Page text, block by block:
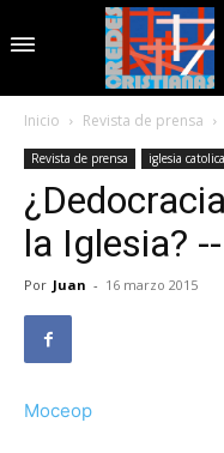
Inicio Revista de prensa
Revista de prensa iglesia catolica
la Iglesia?
Por Juan - 16 marzo 2015
Moceop